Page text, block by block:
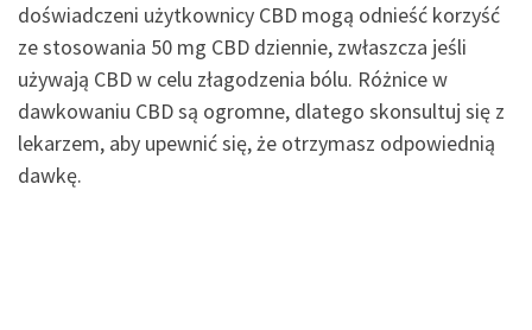
doświadczeni użytkownicy CBD mogą odnieść korzyść
ze stosowania 50 mg CBD dziennie, zwłaszcza jeśli
używają CBD w celu złagodzenia bólu. Różnice w
dawkowaniu CBD są ogromne, dlatego skonsultuj się z
lekarzem, aby upewnić się, że otrzymasz odpowiednią
dawkę.